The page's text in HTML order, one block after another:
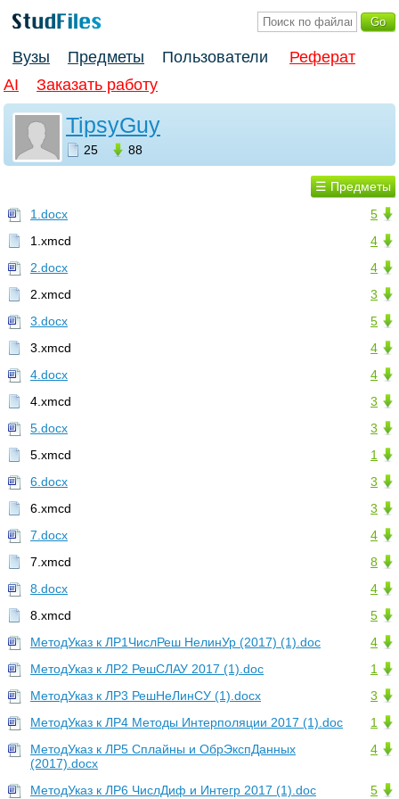
Вузы Предметы Пользователи
Реферат
AI
Заказать работу
TipsyGuy
25 88
☰ Предметы
5
1.docx
4
1.xmcd
4
2.docx
3
2.xmcd
5
3.docx
4
3.xmcd
4
4.docx
3
4.xmcd
3
5.docx
1
5.xmcd
3
6.docx
3
6.xmcd
4
7.docx
8
7.xmcd
4
8.docx
5
8.xmcd
4
МетодУказ к ЛР1ЧислРеш НелинУр (2017) (1).doc
1
МетодУказ к ЛР2 РешСЛАУ 2017 (1).doc
3
МетодУказ к ЛР3 РешНеЛинСУ (1).docx
1
МетодУказ к ЛР4 Методы Интерполяции 2017 (1).doc
4
МетодУказ к ЛР5 Сплайны и ОбрЭкспДанных
(2017).docx
5
МетодУказ к ЛР6 ЧислДиф и Интегр 2017 (1).doc